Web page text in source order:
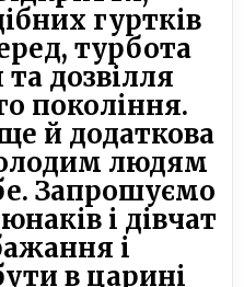
гуртків
турбота
та дозвілля
покоління.
й додаткова
людям
Запрошуємо
і дівчат
і
в царині